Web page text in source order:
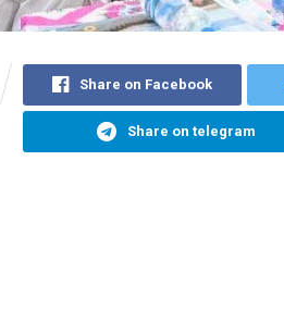
Share on Facebook
Share on telegram